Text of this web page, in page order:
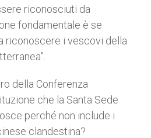
riconosciuti da
fondamentale è se
riconoscere i vescovi della
della Conferenza
che la Santa Sede
perché non include i
clandestina?